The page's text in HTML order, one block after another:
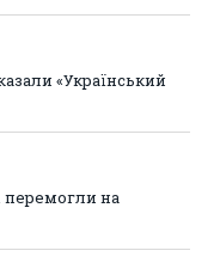
«Український
перемогли на